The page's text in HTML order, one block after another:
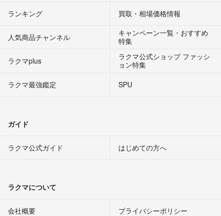
ランキング 買取・相場価格情報
人気商品チャンネル
キャンペーン一覧・おすすめ
特集
ラクマplus
ラクマ公式ショップ ファッシ
ョン特集
ラクマ最強鑑定
SPU
ガイド
ラクマ公式ガイド はじめての方へ
ラクマについて
会社概要 プライバシーポリシー